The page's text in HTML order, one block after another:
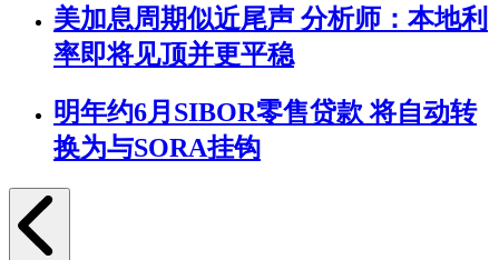
美加息周期似近尾声 分析师：本地利
率即将见顶并更平稳
明年约6月SIBOR零售贷款 将自动转
换为与SORA挂钩